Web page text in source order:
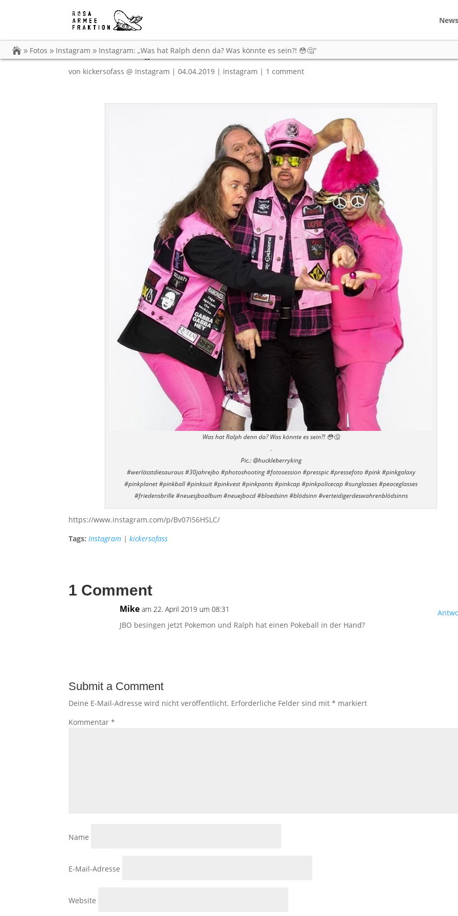
News
Fotos Instagram Instagram: „Was hat Ralph denn da? Was könnte es sein?! 😳🤔“
Instagram: „Was hat Ralph denn da? Was könnte es
sein?! 😳🤔“
von kickersofass @ Instagram |04.04.2019 | Instagram | 1 comment
Was hat Ralph denn da? Was könnte es sein?! 😳🤔
.
Pic.: @huckleberryking
#werlässtdiesauraus #30jahrejbo #photoshooting #fotosession #presspic #pressefoto #pink #pinkgalaxy
#pinkplanet #pinkball #pinksuit #pinkvest #pinkpants #pinkcap #pinkpolicecap #sunglasses #peaceglasses
#friedensbrille #neuesjboalbum #neuejbocd #bloedsinn #blödsinn #verteidigerdeswahrenblödsinns
https://www.instagram.com/p/Bv07I56HSLC/
Tags: Instagram |kickersofass
1 Comment
Mike am 22. April 2019 um 08:31
JBO besingen jetzt Pokemon und Ralph hat einen Pokeball in der Hand?
Submit a Comment
Deine E-Mail-Adresse wird nicht veröffentlicht. Erforderliche Felder sind mit* markiert
Kommentar*
Name
E-Mail-Adresse
Website